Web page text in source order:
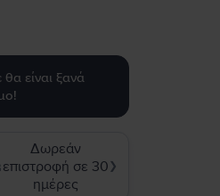
είναι ξανά
Δωρεάν
επιστροφή σε 30
ημέρες
❯